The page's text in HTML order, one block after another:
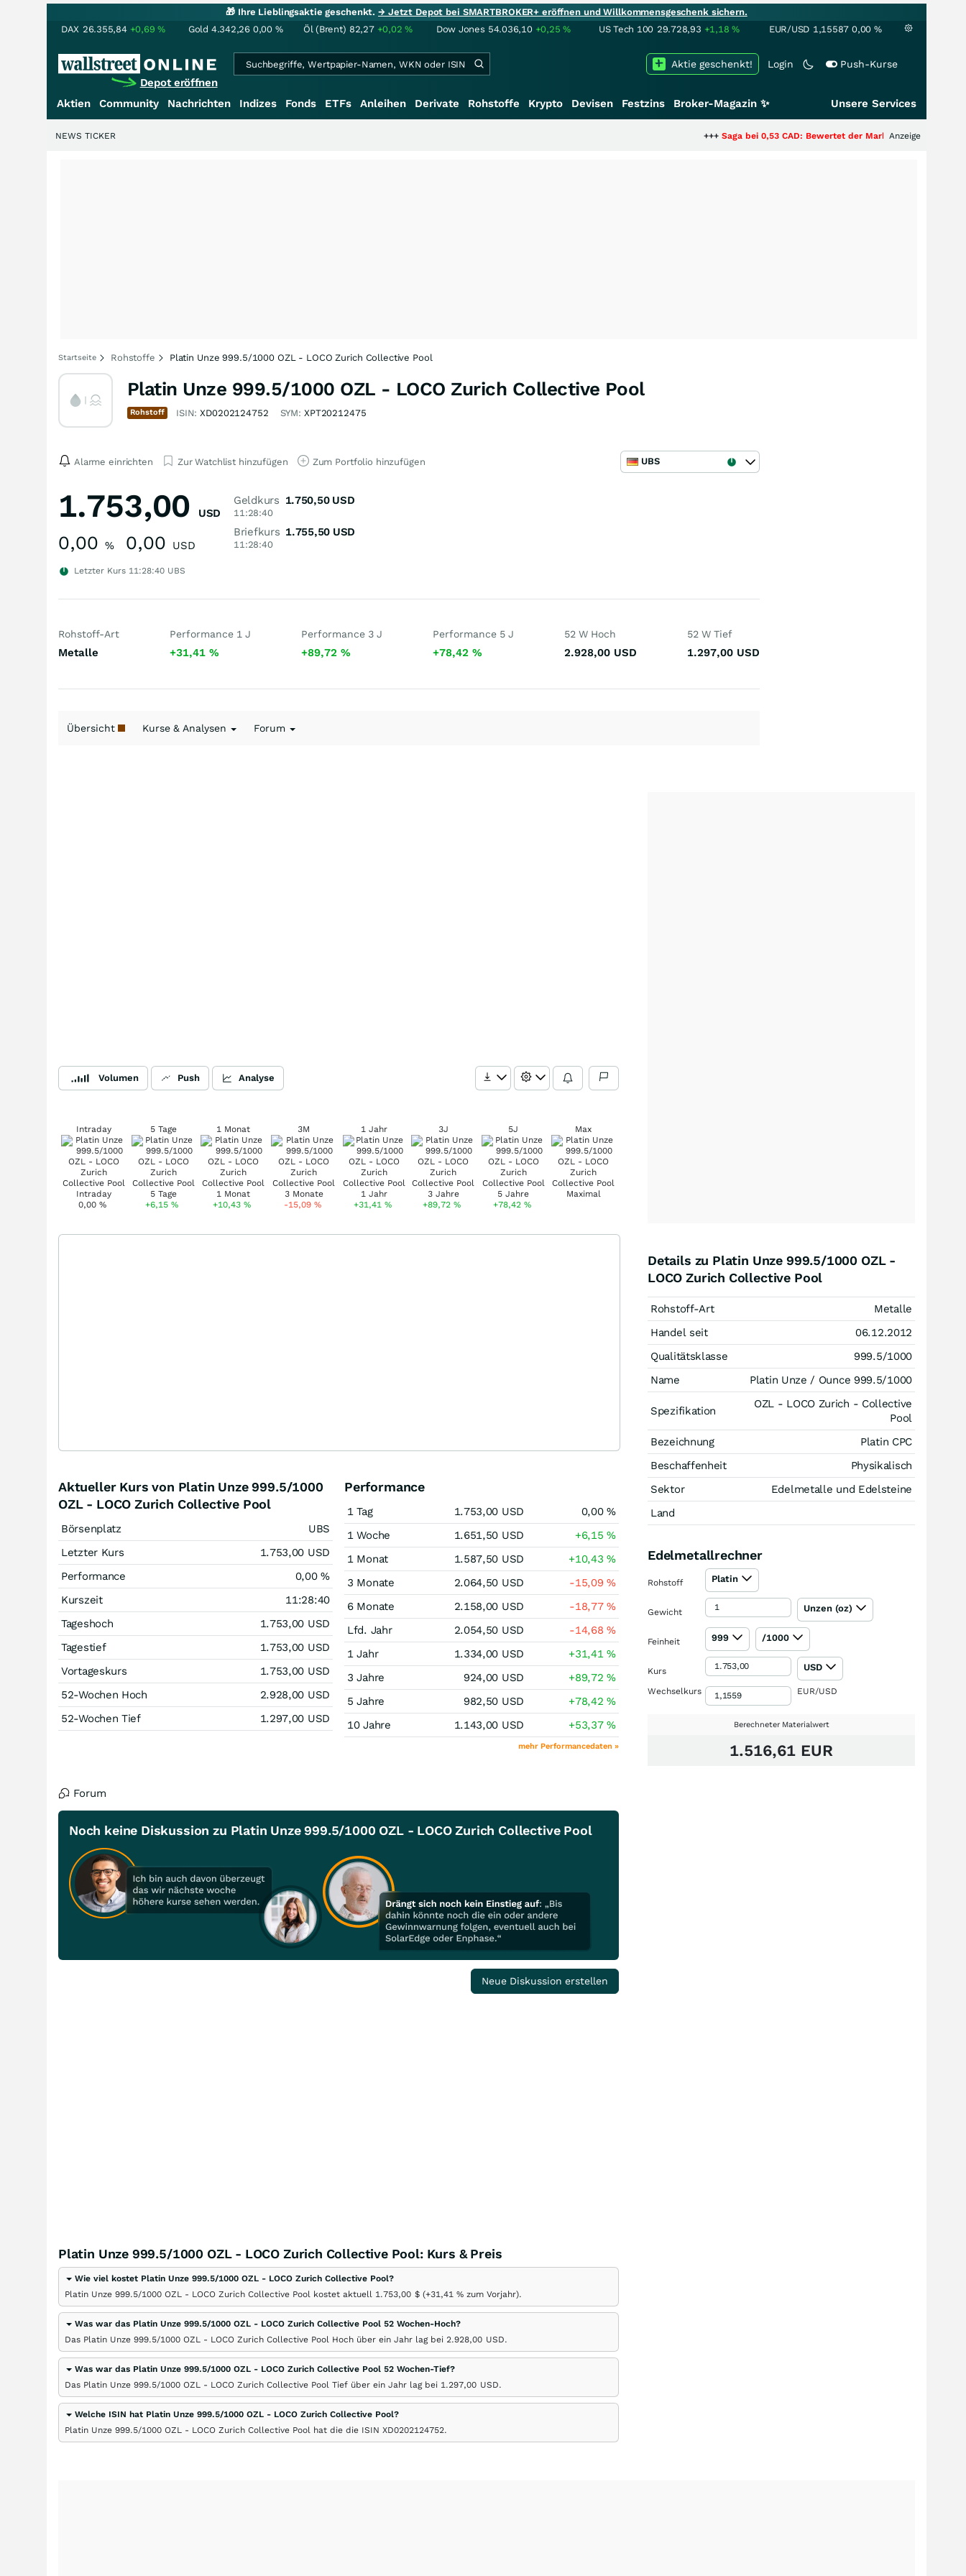
🎁 Ihre Lieblingsaktie geschenkt.→ Jetzt Depot bei SMARTBROKER+ eröffnen und Willkommensgeschenk sichern.
DAX 26.355,84 +0,69% Gold 4.342,26 0,00 % Öl (Brent) 82,27 +0,02% Dow Jones 54.036,10 +0,25% US Tech 100 29.728,93 +1,18% EUR/USD 1,15587 0,00 %
Depot eröffnen
Login Push-Kurse
Aktie geschenkt!
Aktien Community Nachrichten Indizes Fonds ETFs Anleihen Derivate Rohstoffe Krypto Devisen Festzins Broker-Magazin ✨ Unsere Services
Saga bei 0,53 CAD: Bewertet der Markt noch immer nur die Hälfte
Anzeige
NEWS TICKER
Startseite Rohstoffe Platin Unze 999.5/1000 OZL - LOCO Zurich Collective Pool
Platin Unze 999.5/1000 OZL - LOCO Zurich Collective Pool
Rohstoff ISIN:XD0202124752 SYM: XPT20212475
Alarme einrichten Zur Watchlist hinzufügen Zum Portfolio hinzufügen UBS
1.753,00 USD
0,00 % 0,00 USD
Letzter Kurs 11:28:40 UBS
Geldkurs
11:28:40
1.750,50 USD
Briefkurs
11:28:40
1.755,50 USD
Rohstoff-Art
Metalle
Performance 1 J
+31,41 %
Performance 3 J
+89,72 %
Performance 5 J
+78,42 %
52 W Hoch
2.928,00 USD
52 W Tief
1.297,00 USD
Übersicht Kurse & Analysen Forum
Volumen Push Analyse
Intraday
0,00 %
5 Tage
+6,15%
1 Monat
+10,43 %
3M
-15,09 %
1 Jahr
+31,41 %
3J
+89,72%
5J
+78,42 %
Max
Aktueller Kurs von Platin Unze 999.5/1000
OZL - LOCO Zurich Collective Pool
Börsenplatz
UBS
Letzter Kurs
1.753,00 USD
Performance
0,00%
Kurszeit
11:28:40
Tageshoch
1.753,00 USD
Tagestief
1.753,00 USD
Vortageskurs
1.753,00 USD
52-Wochen Hoch
2.928,00 USD
52-Wochen Tief
1.297,00 USD
Performance
1 Tag 1.753,00 USD 0,00%
1 Woche
1.651,50 USD +6,15%
1 Monat
1.587,50 USD +10,43%
3 Monate
2.064,50 USD -15,09%
6 Monate
2.158,00 USD -18,77%
Lfd. Jahr
2.054,50 USD -14,68%
1 Jahr
1.334,00 USD +31,41%
3 Jahre
924,00 USD +89,72%
5 Jahre
982,50 USD +78,42%
10 Jahre
1.143,00 USD +53,37%
mehr Performancedaten »
Forum
Noch keine Diskussion zu Platin Unze 999.5/1000 OZL - LOCO Zurich Collective Pool
Neue Diskussion erstellen
Platin Unze 999.5/1000 OZL - LOCO Zurich Collective Pool: Kurs & Preis
Wie viel kostet Platin Unze 999.5/1000 OZL - LOCO Zurich Collective Pool?
Platin Unze 999.5/1000 OZL - LOCO Zurich Collective Pool kostet aktuell 1.753,00 $ (+31,41 % zum Vorjahr).
Was war das Platin Unze 999.5/1000 OZL - LOCO Zurich Collective Pool 52 Wochen-Hoch?
Das Platin Unze 999.5/1000 OZL - LOCO Zurich Collective Pool Hoch über ein Jahr lag bei 2.928,00 USD.
Was war das Platin Unze 999.5/1000 OZL - LOCO Zurich Collective Pool 52 Wochen-Tief?
Das Platin Unze 999.5/1000 OZL - LOCO Zurich Collective Pool Tief über ein Jahr lag bei 1.297,00 USD.
Welche ISIN hat Platin Unze 999.5/1000 OZL - LOCO Zurich Collective Pool?
Platin Unze 999.5/1000 OZL - LOCO Zurich Collective Pool hat die die ISIN XD0202124752.
Details zu Platin Unze 999.5/1000 OZL -
LOCO Zurich Collective Pool
Rohstoff-Art
Metalle
Handel seit
06.12.2012
Qualitätsklasse
999.5/1000
Name
Platin Unze / Ounce 999.5/1000
Spezifikation
OZL - LOCO Zurich - Collective
Pool
Bezeichnung
Platin CPC
Beschaffenheit
Physikalisch
Sektor
Edelmetalle und Edelsteine
Land
Edelmetallrechner
Rohstoff Platin
Gewicht Unzen (oz)
Feinheit 999 /1000
Kurs USD
Wechselkurs EUR/USD
Berechneter Materialwert
1.516,61 EUR